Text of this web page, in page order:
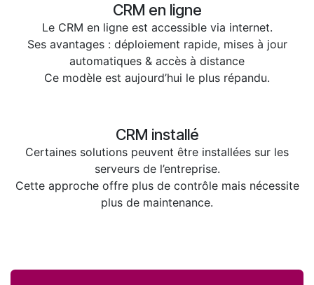
CRM en ligne
Le CRM en ligne est accessible via internet.
Ses avantages : déploiement rapide, mises à jour
automatiques & accès à distance
Ce modèle est aujourd’hui le plus répandu.
CRM installé
Certaines solutions peuvent être installées sur les
serveurs de l’entreprise.
Cette approche offre plus de contrôle mais nécessite
plus de maintenance.